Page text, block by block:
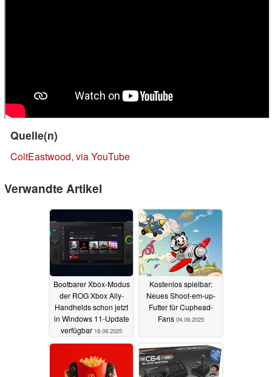
Quelle(n)
ColtEastwood, via YouTube
Verwandte Artikel
Bootbarer Xbox-Modus
der ROG Xbox Ally-
Handhelds schon jetzt
in Windows 11-Update
verfügbar 18.09.2025
Kostenlos spielbar:
Neues Shoot-em-up-
Futter für Cuphead-
Fans 04.09.2025